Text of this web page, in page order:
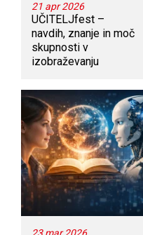
21 apr 2026
UČITELJfest –
navdih, znanje in moč
skupnosti v
izobraževanju